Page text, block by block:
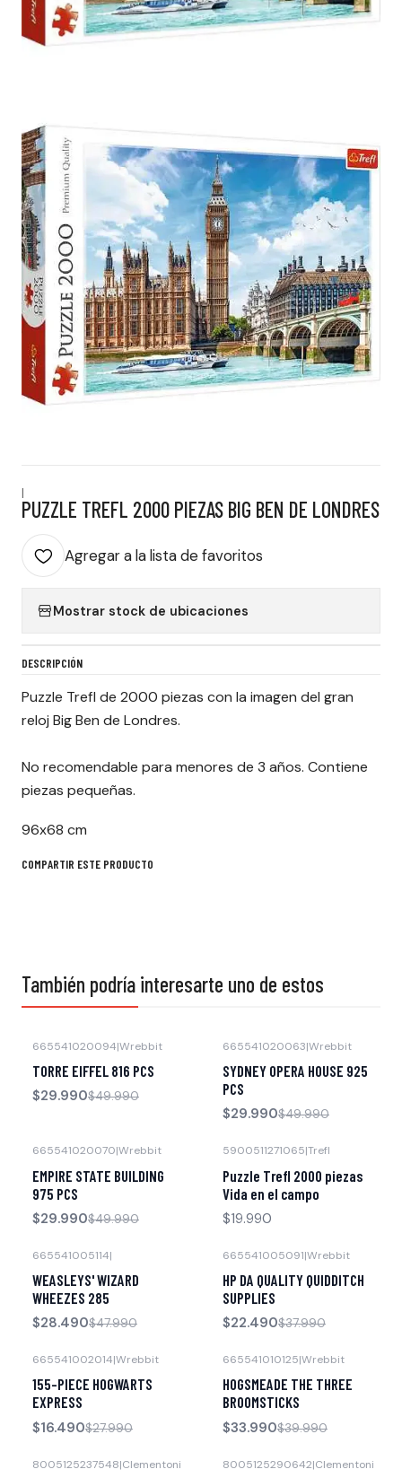
|
PUZZLE TREFL 2000 PIEZAS BIG BEN DE LONDRES
Agregar a la lista de favoritos
Mostrar stock de ubicaciones
DESCRIPCIÓN
Puzzle Trefl de 2000 piezas con la imagen del gran
reloj Big Ben de Londres.
No recomendable para menores de 3 años. Contiene
piezas pequeñas.
96x68 cm
COMPARTIR ESTE PRODUCTO
También podría interesarte uno de estos
665541020094|Wrebbit
TORRE EIFFEL 816 PCS
$29.990$49.990
665541020063|Wrebbit
SYDNEY OPERA HOUSE 925
PCS
$29.990$49.990
665541020070|Wrebbit
EMPIRE STATE BUILDING
975 PCS
$29.990$49.990
5900511271065|Trefl
Puzzle Trefl 2000 piezas
Vida en el campo
$19.990
665541005114|
WEASLEYS' WIZARD
WHEEZES 285
$28.490$47.990
665541005091|Wrebbit
HP DA QUALITY QUIDDITCH
SUPPLIES
$22.490$37.990
665541002014|Wrebbit
155-PIECE HOGWARTS
EXPRESS
$16.490$27.990
665541010125|Wrebbit
HOGSMEADE THE THREE
BROOMSTICKS
$33.990$39.990
8005125237548|Clementoni 8005125290642|Clementoni